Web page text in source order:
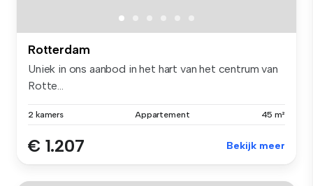
Rotterdam
Uniek in ons aanbod in het hart van het centrum van
Rotte...
2 kamers Appartement 45 m²
€ 1.207 Bekijk meer